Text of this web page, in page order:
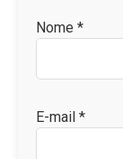
Nome *
E-mail *